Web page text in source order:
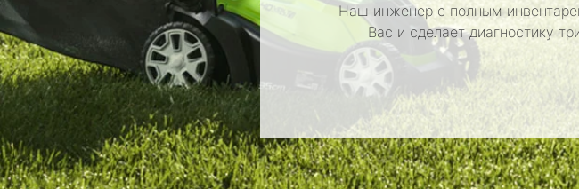
Наш инженер с полным
Вас и сделает диагностику